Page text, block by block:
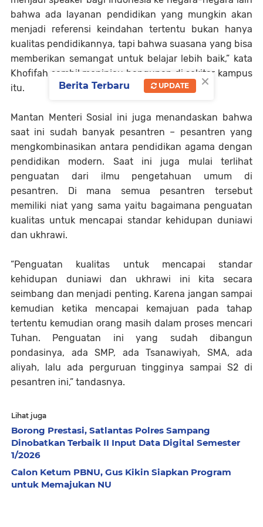
bahwa ada layanan pendidikan yang mungkin akan
menjadi referensi keindahan tertentu bukan hanya
kualitas pendidikannya, tapi bahwa suasana yang bisa
memberikan semangat untuk belajar lebih baik,” kata
Khofifah sambil meninjau bangunan di sekitar kampus
itu.
Mantan Menteri Sosial ini juga menandaskan bahwa
saat ini sudah banyak pesantren – pesantren yang
mengkombinasikan antara pendidikan agama dengan
pendidikan modern. Saat ini juga mulai terlihat
penguatan dari ilmu pengetahuan umum di
pesantren. Di mana semua pesantren tersebut
memiliki niat yang sama yaitu bagaimana penguatan
kualitas untuk mencapai standar kehidupan duniawi
dan ukhrawi.
“Penguatan kualitas untuk mencapai standar
kehidupan duniawi dan ukhrawi ini kita secara
seimbang dan menjadi penting. Karena jangan sampai
kemudian ketika mencapai kemajuan pada tahap
tertentu kemudian orang masih dalam proses mencari
Tuhan. Penguatan ini yang sudah dibangun
pondasinya, ada SMP, ada Tsanawiyah, SMA, ada
aliyah, lalu ada perguruan tingginya sampai S2 di
pesantren ini,” tandasnya.
Lihat juga
Borong Prestasi, Satlantas Polres Sampang
Dinobatkan Terbaik II Input Data Digital Semester
1/2026
Calon Ketum PBNU, Gus Kikin Siapkan Program
untuk Memajukan NU
×
Berita Terbaru UPDATE